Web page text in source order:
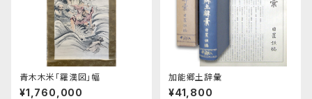
青木木米「羅漢図」幅
¥1,760,000
加能郷土辞彙
¥41,800